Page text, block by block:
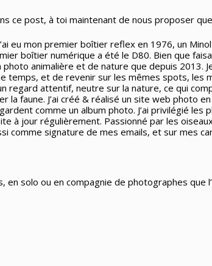
ce post, à toi maintenant de nous proposer
eu mon premier boîtier reflex en 1976, un
boîtier numérique a été le D80. Bien que
animalière et de nature que depuis 2013.
temps, et de revenir sur les mêmes spots,
regard attentif, neutre sur la nature, ce qui
faune. J’ai créé & réalisé un site web photo
comme un album photo. J’ai privilégié
à jour régulièrement. Passionné par les
comme signature de mes emails, et sur mes
en solo ou en compagnie de photographes que